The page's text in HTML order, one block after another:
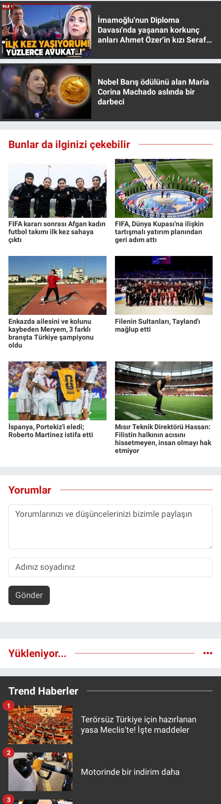
İmamoğlu'nun Diploma
Davası'nda yaşanan korkunç
anları Ahmet Özer'in kızı Seraf
Nobel Barış ödülünü alan Maria
Corina Machado aslında bir
darbeci
Bunlar da ilginizi çekebilir
FIFA kararı sonrası Afgan kadın
futbol takımı ilk kez sahaya
çıktı
FIFA, Dünya Kupası'na ilişkin
tartışmalı yatırım planından
geri adım attı
Enkazda ailesini ve kolunu
kaybeden Meryem, 3 farklı
branşta Türkiye şampiyonu
oldu
Filenin Sultanları, Tayland'ı
mağlup etti
İspanya, Portekiz'i eledi;
Roberto Martinez istifa etti
Mısır Teknik Direktörü Hassan:
Filistin halkının acısını
hissetmeyen, insan olmayı hak
etmiyor
Yorumlar
Gönder
Yükleniyor...
Trend Haberler
Terörsüz Türkiye için hazırlanan
yasa Meclis'te! İşte maddeler
1
Motorinde bir indirim daha
2
3